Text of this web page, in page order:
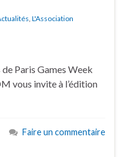
L'Association
Paris Games Week
vous invite à l’édition
Faire un commentaire